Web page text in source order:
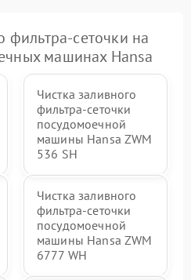
фильтра-сеточки на
машинах Hansa
Чистка заливного
фильтра-сеточки
посудомоечной
машины Hansa ZWM
536 SH
Чистка заливного
фильтра-сеточки
посудомоечной
машины Hansa ZWM
6777 WH